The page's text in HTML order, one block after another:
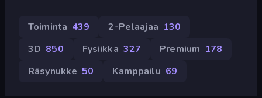
Toiminta 439 2-Pelaajaa 130
3D 850 Fysiikka 327 Premium 178
Räsynukke 50 Kamppailu 69